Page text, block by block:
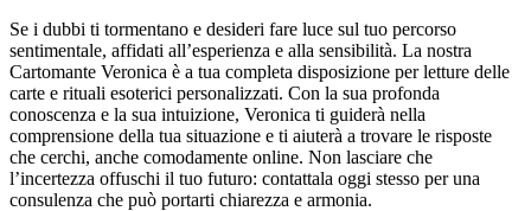
Se i dubbi ti tormentano e desideri fare luce sul tuo percorso
sentimentale, affidati all’esperienza e alla sensibilità. La nostra
Cartomante Veronica è a tua completa disposizione per letture delle
carte e rituali esoterici personalizzati. Con la sua profonda
conoscenza e la sua intuizione, Veronica ti guiderà nella
comprensione della tua situazione e ti aiuterà a trovare le risposte
che cerchi, anche comodamente online. Non lasciare che
l’incertezza offuschi il tuo futuro: contattala oggi stesso per una
consulenza che può portarti chiarezza e armonia.